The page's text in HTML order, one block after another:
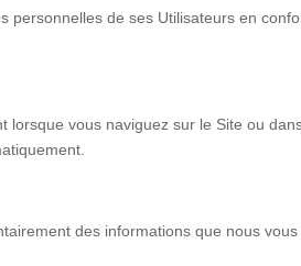
personnelles de ses Utilisateurs en
vous naviguez sur le Site ou
des informations que nous